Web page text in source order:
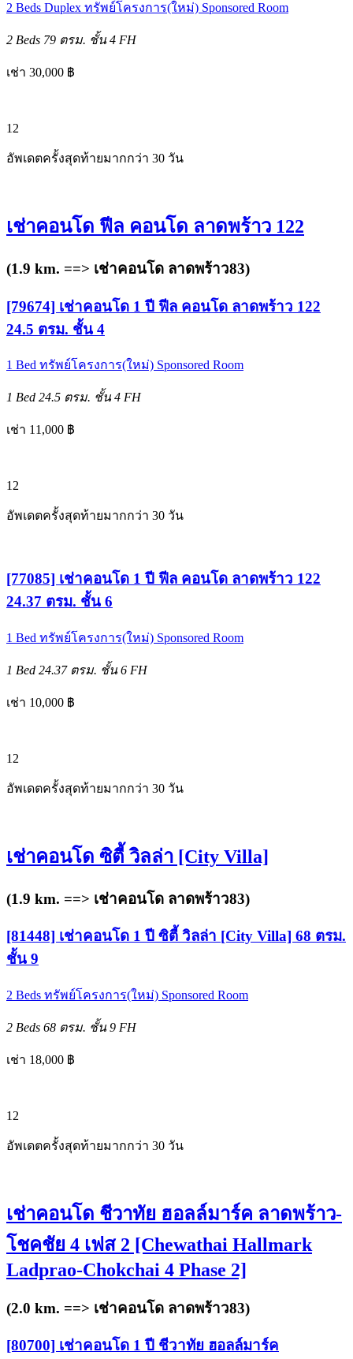
2 Beds Duplex ทรัพย์โครงการ(ใหม่) Sponsored Room
2 Beds 79 ตรม. ชั้น 4 FH
เช่า 30,000 ฿
12
อัพเดตครั้งสุดท้ายมากกว่า 30 วัน
เช่าคอนโด ฟีล คอนโด ลาดพร้าว 122
(1.9 km. ==> เช่าคอนโด ลาดพร้าว83)
[79674] เช่าคอนโด 1 ปี ฟีล คอนโด ลาดพร้าว 122
24.5 ตรม. ชั้น 4
1 Bed ทรัพย์โครงการ(ใหม่) Sponsored Room
1 Bed 24.5 ตรม. ชั้น 4 FH
เช่า 11,000 ฿
12
อัพเดตครั้งสุดท้ายมากกว่า 30 วัน
[77085] เช่าคอนโด 1 ปี ฟีล คอนโด ลาดพร้าว 122
24.37 ตรม. ชั้น 6
1 Bed ทรัพย์โครงการ(ใหม่) Sponsored Room
1 Bed 24.37 ตรม. ชั้น 6 FH
เช่า 10,000 ฿
12
อัพเดตครั้งสุดท้ายมากกว่า 30 วัน
เช่าคอนโด ซิตี้ วิลล่า [City Villa]
(1.9 km. ==> เช่าคอนโด ลาดพร้าว83)
[81448] เช่าคอนโด 1 ปี ซิตี้ วิลล่า [City Villa] 68 ตรม.
ชั้น 9
2 Beds ทรัพย์โครงการ(ใหม่) Sponsored Room
2 Beds 68 ตรม. ชั้น 9 FH
เช่า 18,000 ฿
12
อัพเดตครั้งสุดท้ายมากกว่า 30 วัน
เช่าคอนโด ชีวาทัย ฮอลล์มาร์ค ลาดพร้าว-
โชคชัย 4 เฟส 2 [Chewathai Hallmark
Ladprao-Chokchai 4 Phase 2]
(2.0 km. ==> เช่าคอนโด ลาดพร้าว83)
[80700] เช่าคอนโด 1 ปี ชีวาทัย ฮอลล์มาร์ค